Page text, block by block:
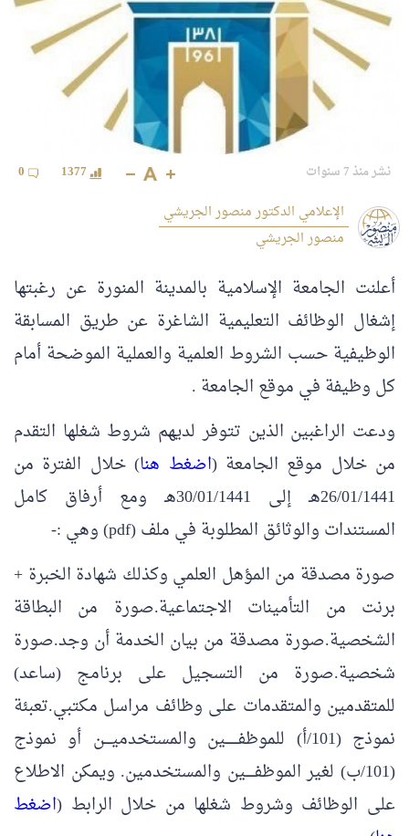
نشر منذ 7 سنوات 1377
0
الإعلامي الدكتور منصور الجريشي
منصور الجريشي
أعلنت الجامعة الإسلامية بالمدينة المنورة عن رغبتها
إشغال الوظائف التعليمية الشاغرة عن طريق المسابقة
الوظيفية حسب الشروط العلمية والعملية الموضحة أمام
كل وظيفة في موقع الجامعة .
ودعت الراغبين الذين تتوفر لديهم شروط شغلها التقدم
من خلال موقع الجامعة (اضغط هنا) خلال الفترة من
26/01/1441هـ إلى 30/01/1441هـ ومع أرفاق كامل
المستندات والوثائق المطلوبة في ملف (pdf) وهي :-
صورة مصدقة من المؤهل العلمي وكذلك شهادة الخبرة +
برنت من التأمينات الاجتماعية.صورة من البطاقة
الشخصية.صورة مصدقة من بيان الخدمة أن وجد.صورة
شخصية.صورة من التسجيل على برنامج (ساعد)
للمتقدمين والمتقدمات على وظائف مراسل مكتبي.تعبئة
نموذج (101/أ) للموظفـــــــين والمستخدميــــن أو نموذج
(101/ب) لغير الموظفـــــين والمستخدمين. ويمكن الاطلاع
على الوظائف وشروط شغلها من خلال الرابط (اضغط